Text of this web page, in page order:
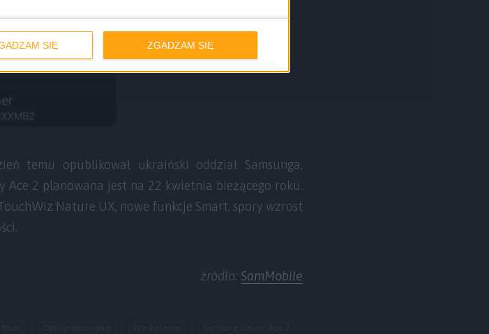
SIĘ ZGADZAM SIĘ
temu opublikował ukraiński oddział Samsunga,
Ace 2 planowana jest na 22 kwietnia bieżącego roku.
Nature UX, nowe funkcje Smart, spory wzrost
źródło: SamMobile